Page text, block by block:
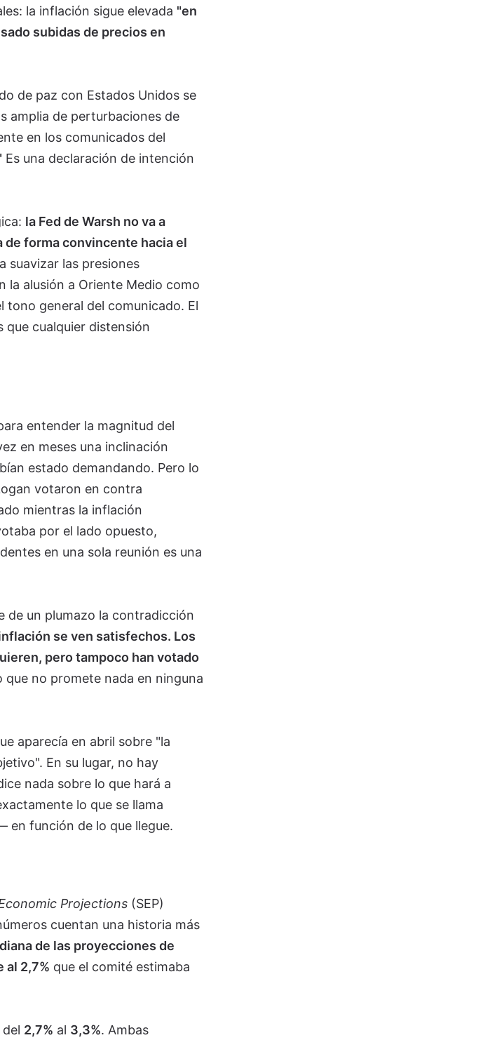
la inflación sigue elevada "en
subidas de precios en
de paz con Estados Unidos se
amplia de perturbaciones de
en los comunicados del
Es una declaración de intención
la Fed de Warsh no va a
forma convincente hacia el
suavizar las presiones
la alusión a Oriente Medio como
tono general del comunicado. El
que cualquier distensión
entender la magnitud del
en meses una inclinación
estado demandando. Pero lo
votaron en contra
mientras la inflación
por el lado opuesto,
en una sola reunión es una
de un plumazo la contradicción
se ven satisfechos. Los
pero tampoco han votado
no promete nada en ninguna
aparecía en abril sobre "la
En su lugar, no hay
nada sobre lo que hará a
lo que se llama
función de lo que llegue.
Projections(SEP)
cuentan una historia más
de las proyecciones de
al 2,7% que el comité estimaba
2,7% al 3,3%. Ambas